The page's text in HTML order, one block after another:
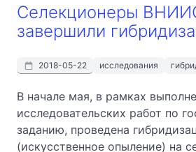
Селекционеры
завершили
2018-05-22 исследования
В начале мая, в рамках
исследовательских работ по
заданию, проведена
(искусственное опыление) на